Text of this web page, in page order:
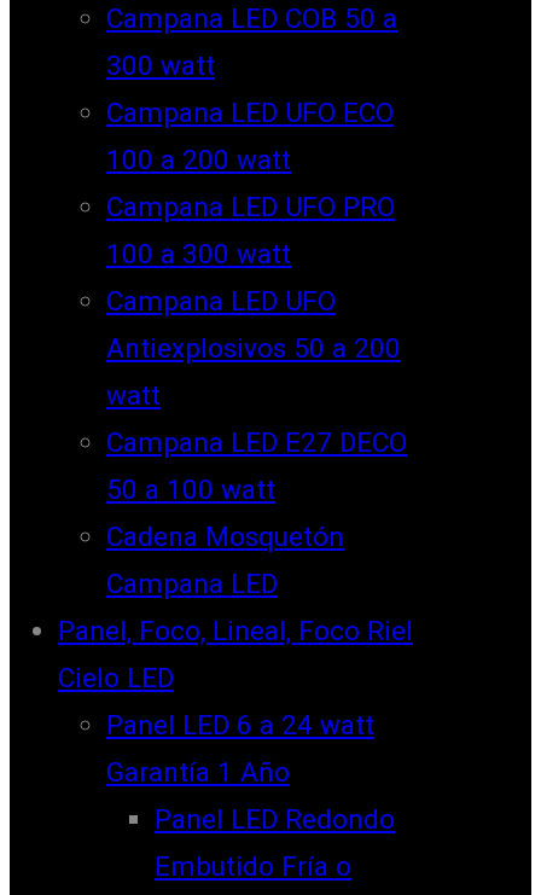
Campana LED COB 50 a
300 watt
Campana LED UFO ECO
100 a 200 watt
Campana LED UFO PRO
100 a 300 watt
Campana LED UFO
Antiexplosivos 50 a 200
watt
Campana LED E27 DECO
50 a 100 watt
Cadena Mosquetón
Campana LED
Panel, Foco, Lineal, Foco Riel
Cielo LED
Panel LED 6 a 24 watt
Garantía 1 Año
Panel LED Redondo
Embutido Fría o